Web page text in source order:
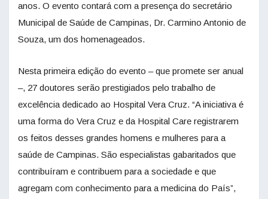
anos. O evento contará com a presença do secretário
Municipal de Saúde de Campinas, Dr. Carmino Antonio de
Souza, um dos homenageados.
Nesta primeira edição do evento – que promete ser anual
–, 27 doutores serão prestigiados pelo trabalho de
excelência dedicado ao Hospital Vera Cruz. “A iniciativa é
uma forma do Vera Cruz e da Hospital Care registrarem
os feitos desses grandes homens e mulheres para a
saúde de Campinas. São especialistas gabaritados que
contribuíram e contribuem para a sociedade e que
agregam com conhecimento para a medicina do País”,